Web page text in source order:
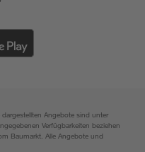
dargestellten Angebote sind unter
Verfügbarkeiten beziehen
Baumarkt. Alle Angebote und